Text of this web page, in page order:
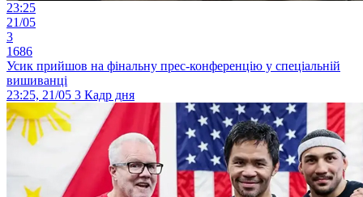
23:25
21/05
3
1686
Усик прийшов на фінальну прес-конференцію у спеціальній
вишиванці
23:25, 21/05 3 Кадр дня